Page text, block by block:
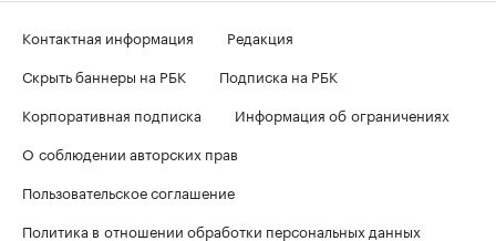
Контактная информация
Редакция
Скрыть баннеры на РБК
Подписка на РБК
Корпоративная подписка
Информация об ограничениях
О соблюдении авторских прав
Пользовательское соглашение
Политика в отношении обработки персональных данных